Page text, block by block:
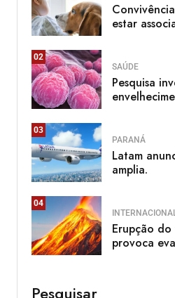
estar
02
SAÚDE
Pesquisa
03
PARANÁ
Latam
amplia.
04
INTERNACIONAL
Erupção
provoca
Pesquisar